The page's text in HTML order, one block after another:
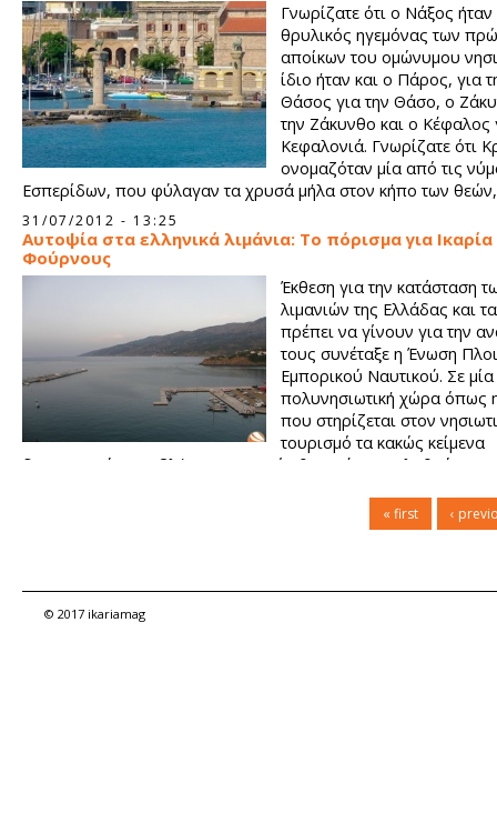
Γνωρίζατε ότι ο Νάξος
θρυλικός ηγεμόνας των
αποίκων του ομώνυμου
ίδιο ήταν και ο Πάρος, για
Θάσος για την Θάσο, ο
την Ζάκυνθο και ο Κέφαλος
Κεφαλονιά. Γνωρίζατε ότι
ονομαζόταν μία από τις
Εσπερίδων, που φύλαγαν τα χρυσά μήλα στον κήπο των
του Άτλαντα;
31/07/2012 - 13:25
Αυτοψία στα ελληνικά λιμάνια: Το πόρισμα για Ικαρία
Φούρνους
Έκθεση για την κατάσταση
λιμανιών της Ελλάδας και
πρέπει να γίνουν για την
τους συνέταξε η Ένωση
Εμπορικού Ναυτικού. Σε μία
πολυνησιωτική χώρα όπως
που στηρίζεται στον
τουρισμό τα κακώς κείμενα
δημιουργούν προβλήματα τα οποία θα πρέπει να λυθούν το
« first ‹
© 2017 ikariamag